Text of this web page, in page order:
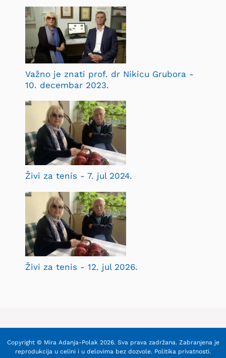
Važno je znati prof. dr Nikicu Grubora -
10. decembar 2023.
Živi za tenis - 7. jul 2024.
Živi za tenis - 12. jul 2026.
Copyright © Mira Adanja-Polak 2026. Sva prava zadržana. Zabranjena je
reprodukcija u celini i u delovima bez dozvole. Politika privatnosti.